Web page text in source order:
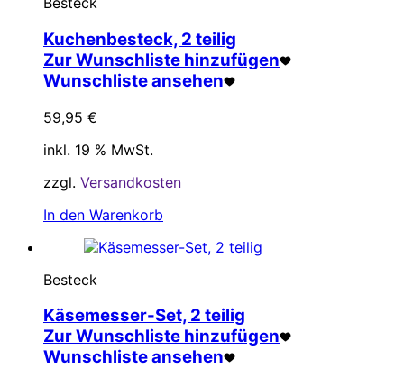
Kuchenbesteck, 2 teilig
Zur Wunschliste hinzufügen
Wunschliste ansehen
59,95 €
inkl. 19 % MwSt.
zzgl. Versandkosten
In den Warenkorb
Besteck
Käsemesser-Set, 2 teilig
Zur Wunschliste hinzufügen
Wunschliste ansehen